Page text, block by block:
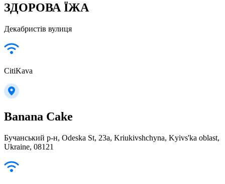
ЗДОРОВА ЇЖА
Декабристів вулиця
CitiKava
Banana Cake
Бучанський р-н, Odeska St, 23а, Kriukivshchyna, Kyivs'ka oblast,
Ukraine, 08121